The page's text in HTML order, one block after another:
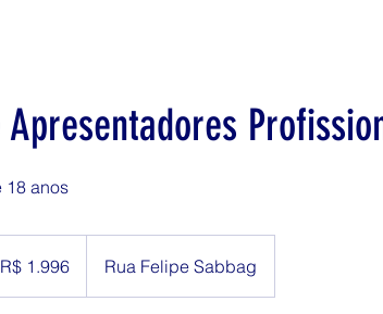
Apresentadores
18 anos
R$ 1.996 Rua Felipe Sabbag